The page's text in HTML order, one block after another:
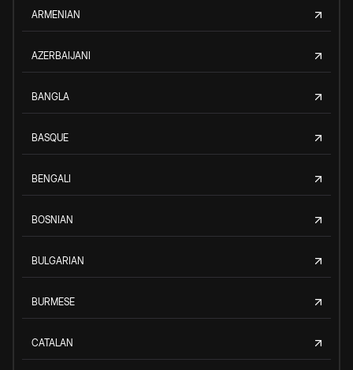
ARMENIAN
AZERBAIJANI
BANGLA
BASQUE
BENGALI
BOSNIAN
BULGARIAN
BURMESE
CATALAN